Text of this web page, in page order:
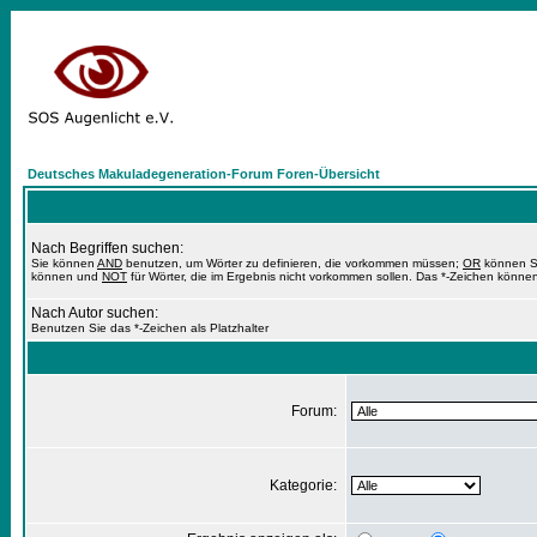
Deutsches Makuladegeneration-Forum Foren-Übersicht
Nach Begriffen suchen:
Sie können AND benutzen, um Wörter zu definieren, die vorkommen müssen; OR können
können und NOT für Wörter, die im Ergebnis nicht vorkommen sollen. Das *-Zeichen
Nach Autor suchen:
Benutzen Sie das *-Zeichen als Platzhalter
Forum:
Kategorie: